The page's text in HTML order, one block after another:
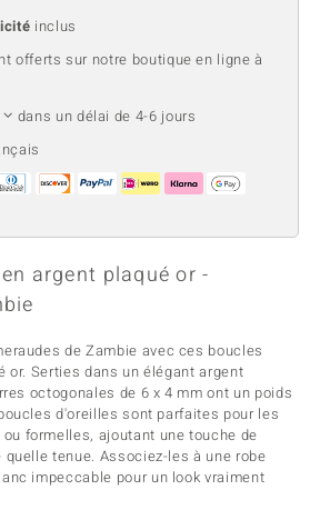
inclus
offerts sur notre boutique en ligne à
dans un délai de 4-6 jours
argent plaqué or -
de Zambie avec ces boucles
or. Serties dans un élégant argent
octogonales de 6 x 4 mm ont un poids
d'oreilles sont parfaites pour les
formelles, ajoutant une touche de
tenue. Associez-les à une robe
impeccable pour un look vraiment